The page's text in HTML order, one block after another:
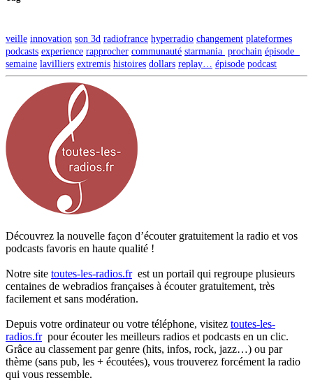
veille innovation son 3d radiofrance hyperradio changement plateformes
podcasts experience rapprocher communauté starmania prochain épisode
semaine lavilliers extremis histoires dollars replay… épisode podcast
Découvrez la nouvelle façon d’écouter gratuitement la radio et vos
podcasts favoris en haute qualité !
Notre site toutes-les-radios.frest un portail qui regroupe plusieurs
centaines de webradios françaises à écouter gratuitement, très
facilement et sans modération.
Depuis votre ordinateur ou votre téléphone, visitez toutes-les-
radios.frpour écouter les meilleurs radios et podcasts en un clic.
Grâce au classement par genre (hits, infos, rock, jazz…) ou par
thème (sans pub, les + écoutées), vous trouverez forcément la radio
qui vous ressemble.